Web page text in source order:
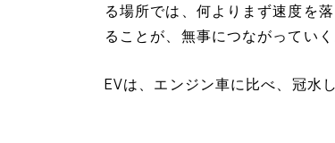
る場所では、何よりまず速度を
ることが、無事につながっていく
EVは、エンジン車に比べ、冠水